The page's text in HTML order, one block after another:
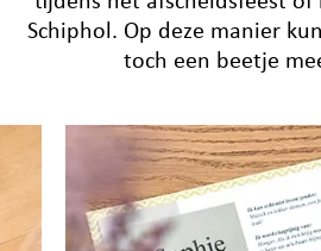
Schiphol. Op deze manier
toch een beetje